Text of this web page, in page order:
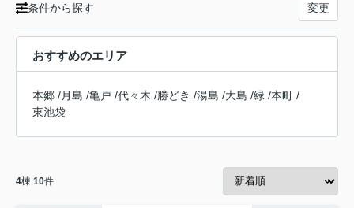
条件から探す 変更
おすすめのエリア
本郷 /月島 /亀戸 /代々木 /勝どき /湯島 /大島 /緑 /本町 /
東池袋
4棟 10件